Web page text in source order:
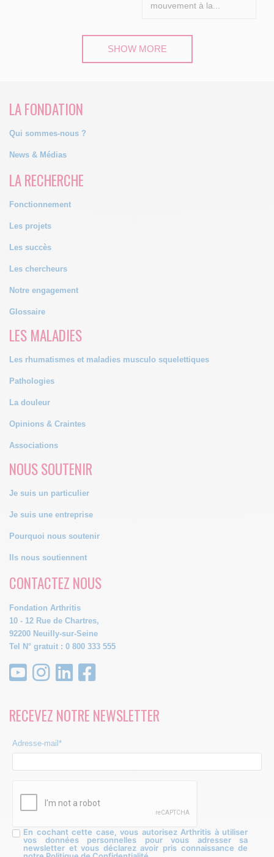
mouvement à la...
SHOW MORE
LA FONDATION
Qui sommes-nous ?
News & Médias
LA RECHERCHE
Fonctionnement
Les projets
Les succès
Les chercheurs
Notre engagement
Glossaire
LES MALADIES
Les rhumatismes et maladies musculo squelettiques
Pathologies
La douleur
Opinions & Craintes
Associations
NOUS SOUTENIR
Je suis un particulier
Je suis une entreprise
Pourquoi nous soutenir
Ils nous soutiennent
CONTACTEZ NOUS
Fondation Arthritis
10 - 12 Rue de Chartres,
92200 Neuilly-sur-Seine
Tel N° gratuit : 0 800 333 555
RECEVEZ NOTRE NEWSLETTER
Adresse-mail*
En cochant cette case, vous autorisez Arthritis à utiliser
vos données personnelles pour vous adresser sa
newsletter et vous déclarez avoir pris connaissance de